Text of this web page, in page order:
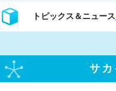
トピックス＆ニュース
サ